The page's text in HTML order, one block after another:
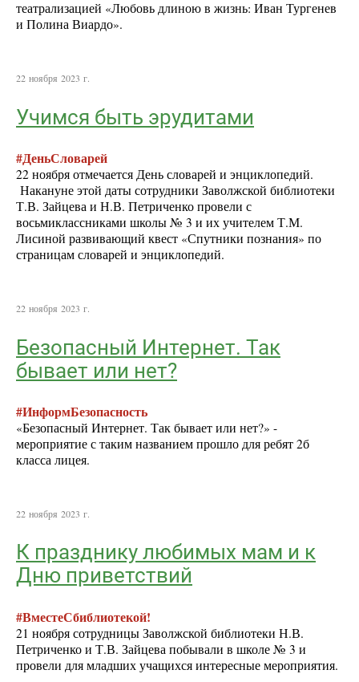
театрализацией «Любовь длиною в жизнь: Иван Тургенев
и Полина Виардо».
22 ноября 2023 г.
Учимся быть эрудитами
#ДеньСловарей
22 ноября отмечается День словарей и энциклопедий.
Накануне этой даты сотрудники Заволжской библиотеки
Т.В. Зайцева и Н.В. Петриченко провели с
восьмиклассниками школы № 3 и их учителем Т.М.
Лисиной развивающий квест «Спутники познания» по
страницам словарей и энциклопедий.
22 ноября 2023 г.
Безопасный Интернет. Так
бывает или нет?
#ИнформБезопасность
«Безопасный Интернет. Так бывает или нет?» -
мероприятие с таким названием прошло для ребят 2б
класса лицея.
22 ноября 2023 г.
К празднику любимых мам и к
Дню приветствий
#ВместеСбиблиотекой!
21 ноября сотрудницы Заволжской библиотеки Н.В.
Петриченко и Т.В. Зайцева побывали в школе № 3 и
провели для младших учащихся интересные мероприятия.